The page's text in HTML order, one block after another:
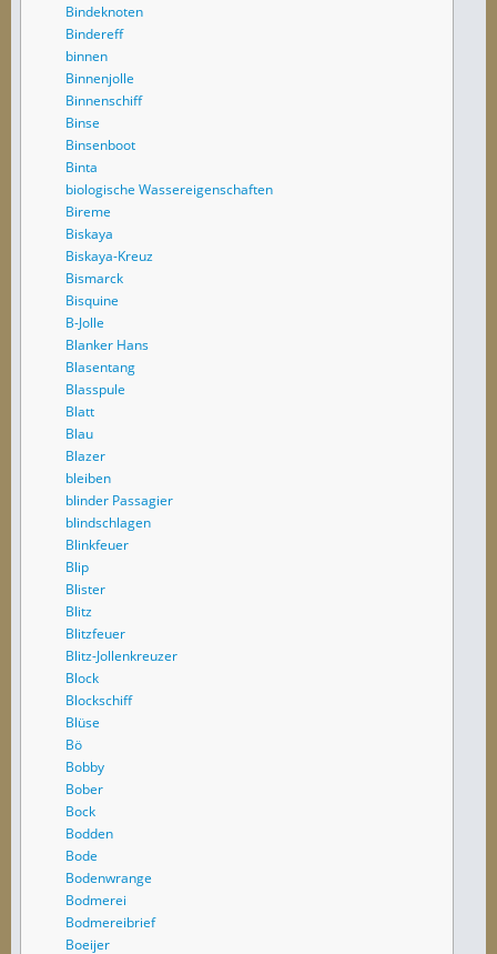
Bindeknoten
Bindereff
binnen
Binnenjolle
Binnenschiff
Binse
Binsenboot
Binta
biologische Wassereigenschaften
Bireme
Biskaya
Biskaya-Kreuz
Bismarck
Bisquine
B-Jolle
Blanker Hans
Blasentang
Blasspule
Blatt
Blau
Blazer
bleiben
blinder Passagier
blindschlagen
Blinkfeuer
Blip
Blister
Blitz
Blitzfeuer
Blitz-Jollenkreuzer
Block
Blockschiff
Blüse
Bö
Bobby
Bober
Bock
Bodden
Bode
Bodenwrange
Bodmerei
Bodmereibrief
Boeijer